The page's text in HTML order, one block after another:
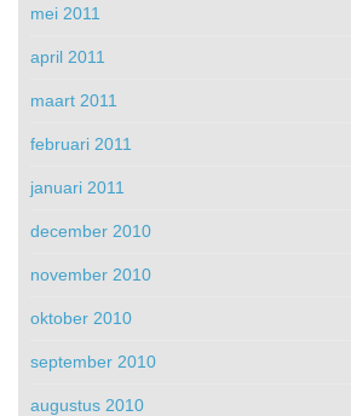
mei 2011
april 2011
maart 2011
februari 2011
januari 2011
december 2010
november 2010
oktober 2010
september 2010
augustus 2010